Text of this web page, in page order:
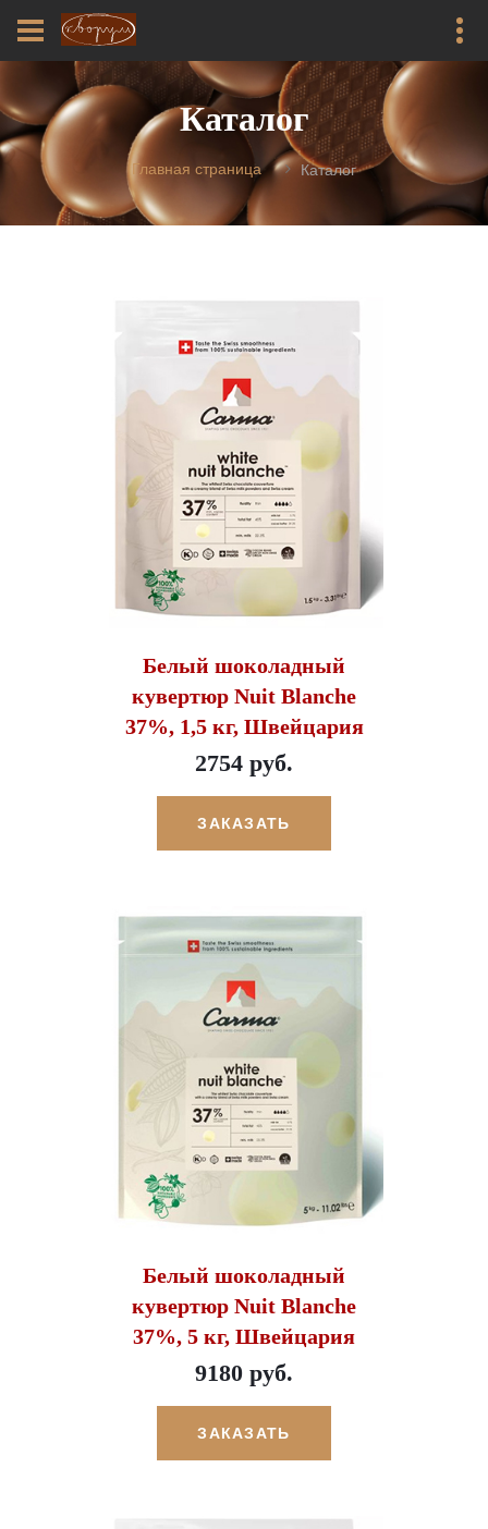
Каталог
Главная страница Каталог
Белый шоколадный
кувертюр Nuit Blanche
37%, 1,5 кг, Швейцария
2754 руб.
ЗАКАЗАТЬ
Белый шоколадный
кувертюр Nuit Blanche
37%, 5 кг, Швейцария
9180 руб.
ЗАКАЗАТЬ